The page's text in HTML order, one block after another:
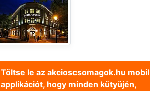
Töltse le az akcioscsomagok.hu mobil
applikációt, hogy minden kütyüjén,